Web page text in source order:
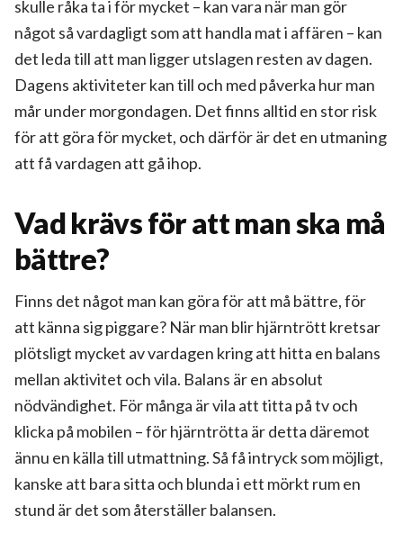
skulle råka ta i för mycket – kan vara när man gör
något så vardagligt som att handla mat i affären – kan
det leda till att man ligger utslagen resten av dagen.
Dagens aktiviteter kan till och med påverka hur man
mår under morgondagen. Det finns alltid en stor risk
för att göra för mycket, och därför är det en utmaning
att få vardagen att gå ihop.
Vad krävs för att man ska må
bättre?
Finns det något man kan göra för att må bättre, för
att känna sig piggare? När man blir hjärntrött kretsar
plötsligt mycket av vardagen kring att hitta en balans
mellan aktivitet och vila. Balans är en absolut
nödvändighet. För många är vila att titta på tv och
klicka på mobilen – för hjärntrötta är detta däremot
ännu en källa till utmattning. Så få intryck som möjligt,
kanske att bara sitta och blunda i ett mörkt rum en
stund är det som återställer balansen.